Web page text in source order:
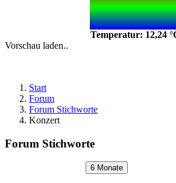
Temperatur: 12,24
Vorschau laden..
Start
Forum
Forum Stichworte
Konzert
Forum Stichworte
6 Monate